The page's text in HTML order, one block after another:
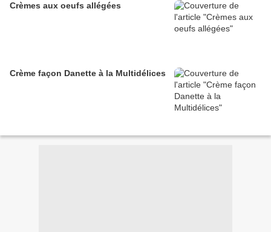
Crèmes aux oeufs allégées
Crème façon Danette à la Multidélices